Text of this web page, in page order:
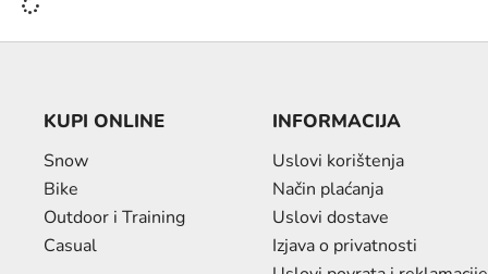
KUPI ONLINE
Snow
Bike
Outdoor i Training
Casual
INFORMACIJA
Uslovi korištenja
Način plaćanja
Uslovi dostave
Izjava o privatnosti